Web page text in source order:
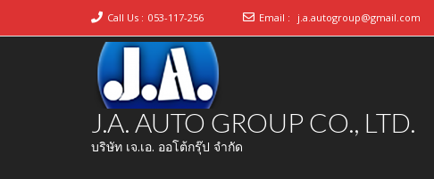
Call Us : 053-117-256 Email : j.a.autogroup@gmail.com
J.A. AUTO GROUP CO., LTD.
บริษัท เจ.เอ. ออโต้กรุ๊ป จำกัด